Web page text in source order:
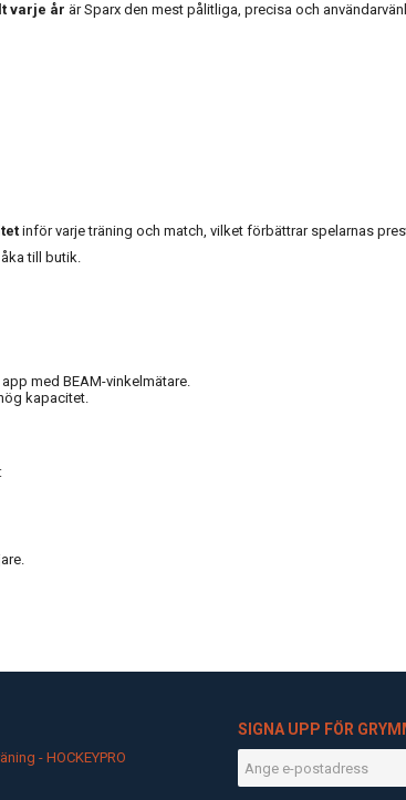
varje år är Sparx den mest pålitliga, precisa och
inför varje träning och match, vilket förbättrar spelarnas
till butik.
med BEAM-vinkelmätare.
kapacitet.
- HOCKEYPRO
SIGNA UPP FÖR